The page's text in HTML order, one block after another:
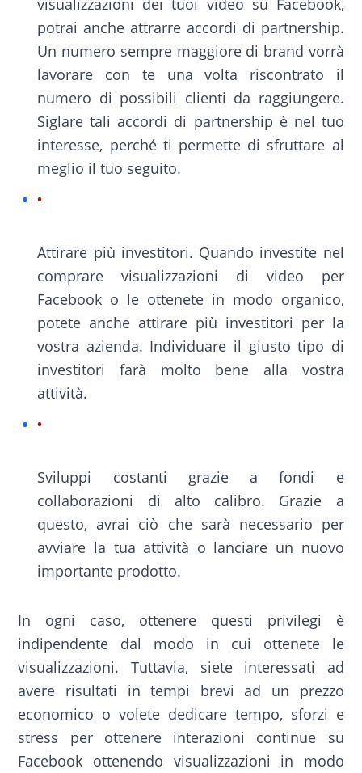
potrai anche attrarre accordi di partnership.
Un numero sempre maggiore di brand vorrà
lavorare con te una volta riscontrato il
numero di possibili clienti da raggiungere.
Siglare tali accordi di partnership è nel tuo
interesse, perché ti permette di sfruttare al
meglio il tuo seguito.
Attirare più investitori. Quando investite nel
comprare visualizzazioni di video per
Facebook o le ottenete in modo organico,
potete anche attirare più investitori per la
vostra azienda. Individuare il giusto tipo di
investitori farà molto bene alla vostra
attività.
Sviluppi costanti grazie a fondi e
collaborazioni di alto calibro. Grazie a
questo, avrai ciò che sarà necessario per
avviare la tua attività o lanciare un nuovo
importante prodotto.
In ogni caso, ottenere questi privilegi è
indipendente dal modo in cui ottenete le
visualizzazioni. Tuttavia, siete interessati ad
avere risultati in tempi brevi ad un prezzo
economico o volete dedicare tempo, sforzi e
stress per ottenere interazioni continue su
Facebook ottenendo visualizzazioni in modo